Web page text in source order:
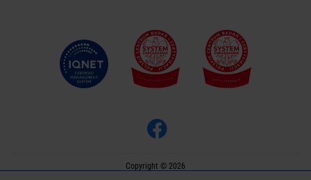
Copyright © 2026